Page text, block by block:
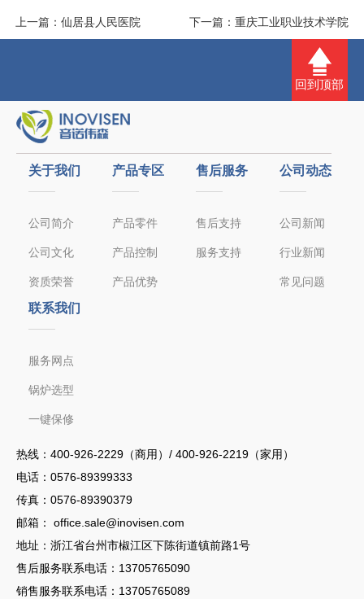
上一篇： 仙居县人民医院 下一篇：重庆工业职业技术学院
回到顶部
关于我们
公司简介
公司文化
资质荣誉
产品专区
产品零件
产品控制
产品优势
售后服务
售后支持
服务支持
公司动态
公司新闻
行业新闻
常见问题
联系我们
服务网点
锅炉选型
一键保修
热线： 400-926-2229（商用）/ 400-926-2219（家用）
电话： 0576-89399333
传真：0576-89390379
邮箱：
office.sale@inovisen.com
地址：浙江省台州市椒江区下陈街道镇前路1号
售后服务联系电话： 13705765090
销售服务联系电话：13705765089